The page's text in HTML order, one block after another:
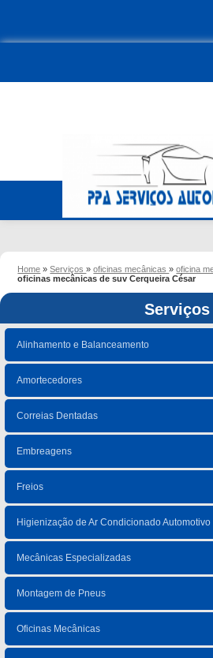
Home »Serviços»oficinas mecânicas»oficina
oficinas mecânicas de suv Cerqueira César
Serviços
Alinhamento e Balanceamento
Amortecedores
Correias Dentadas
Embreagens
Freios
Higienização de Ar Condicionado Automotivo
Mecânicas Especializadas
Montagem de Pneus
Oficinas Mecânicas